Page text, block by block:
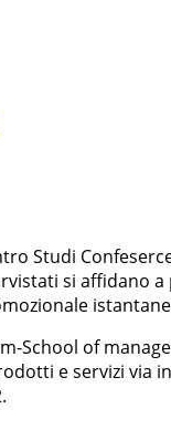
Studi
si affidano a
School of
e servizi via